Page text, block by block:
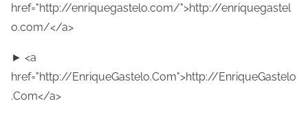
href="http://enriquegastelo.com/">http://enriquegastel
o.com/</a>
► <a
href="http://EnriqueGastelo.Com">http://EnriqueGastelo
.Com</a>